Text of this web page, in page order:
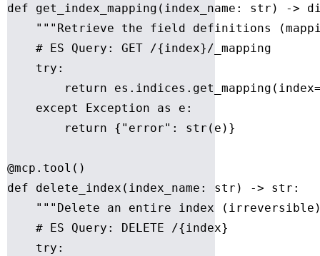
def get_index_mapping(index_name: str) ->
"""Retrieve the field definitions
    # ES Query: GET /{index}/_mapping
    try:
return
    except Exception as e:
        return {"error": str(e)}
@mcp.tool()
def delete_index(index_name: str) -> str:
"""Delete an entire index
    # ES Query: DELETE /{index}
    try: